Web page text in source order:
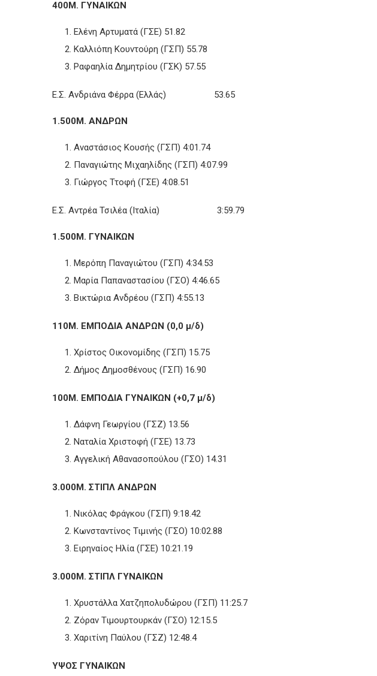
400Μ. ΓΥΝΑΙΚΩΝ
Ελένη Αρτυματά (ΓΣΕ) 51.82
Καλλιόπη Κουντούρη (ΓΣΠ) 55.78
Ραφαηλία Δημητρίου (ΓΣΚ) 57.55
Ε.Σ. Ανδριάνα Φέρρα (Ελλάς) 53.65
1.500Μ. ΑΝΔΡΩΝ
Αναστάσιος Κουσής (ΓΣΠ) 4:01.74
Παναγιώτης Μιχαηλίδης (ΓΣΠ) 4:07.99
Γιώργος Ττοφή (ΓΣΕ) 4:08.51
Ε.Σ. Αντρέα Τσιλέα (Ιταλία) 3:59.79
1.500Μ. ΓΥΝΑΙΚΩΝ
Μερόπη Παναγιώτου (ΓΣΠ) 4:34.53
Μαρία Παπαναστασίου (ΓΣΟ) 4:46.65
Βικτώρια Ανδρέου (ΓΣΠ) 4:55.13
110Μ. ΕΜΠΟΔΙΑ ΑΝΔΡΩΝ (0,0 μ/δ)
Χρίστος Οικονομίδης (ΓΣΠ) 15.75
Δήμος Δημοσθένους (ΓΣΠ) 16.90
100Μ. ΕΜΠΟΔΙΑ ΓΥΝΑΙΚΩΝ (+0,7 μ/δ)
Δάφνη Γεωργίου (ΓΣΖ) 13.56
Ναταλία Χριστοφή (ΓΣΕ) 13.73
Αγγελική Αθανασοπούλου (ΓΣΟ) 14.31
3.000Μ. ΣΤΙΠΛ ΑΝΔΡΩΝ
Νικόλας Φράγκου (ΓΣΠ) 9:18.42
Κωνσταντίνος Τιμινής (ΓΣΟ) 10:02.88
Ειρηναίος Ηλία (ΓΣΕ) 10:21.19
3.000Μ. ΣΤΙΠΛ ΓΥΝΑΙΚΩΝ
Χρυστάλλα Χατζηπολυδώρου (ΓΣΠ) 11:25.7
Ζόραν Τιμουρτουρκάν (ΓΣΟ) 12:15.5
Χαριτίνη Παύλου (ΓΣΖ) 12:48.4
ΥΨΟΣ ΓΥΝΑΙΚΩΝ